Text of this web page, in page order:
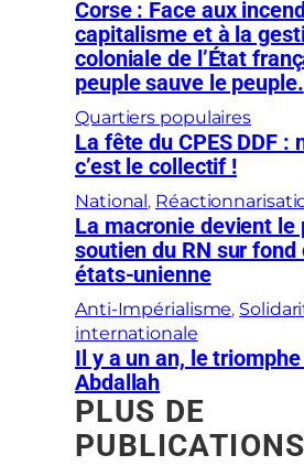
Corse : Face aux
capitalisme et à la
coloniale de l’État
peuple sauve le peuple.
Quartiers populaires
La fête du CPES DDF :
c’est le collectif !
National ,
La macronie devient le
soutien du RN sur fond
états-unienne
Anti-Impérialisme,
internationale
Il y a un an, le
Abdallah
PLUS DE
PUBLICATIONS